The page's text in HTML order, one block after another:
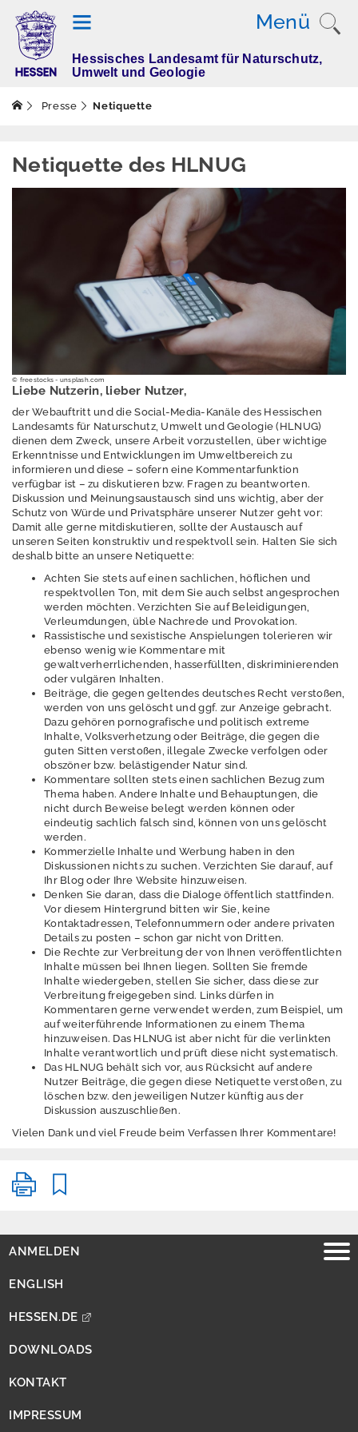
Menü
T
e
n
P
u
b
li
k
a
ti
o
n
e
n
Pressemitteilungen
Archiv
Pressemitteilungen
Dossiers
Umwelt-Monitor
Netiquette
Datenschutzerkläru
ng für den Twitter-
Account
Datenschutzerkläru
Account
n
l
e
Hessisches Landesamt für Naturschutz,
Umwelt und Geologie
Presse Netiquette
Netiquette des HLNUG
© freestocks - unsplash.com
Liebe Nutzerin, lieber Nutzer,
der Webauftritt und die Social-Media-Kanäle des Hessischen
Landesamts für Naturschutz, Umwelt und Geologie (HLNUG)
dienen dem Zweck, unsere Arbeit vorzustellen, über wichtige
Erkenntnisse und Entwicklungen im Umweltbereich zu
informieren und diese – sofern eine Kommentarfunktion
verfügbar ist – zu diskutieren bzw. Fragen zu beantworten.
Diskussion und Meinungsaustausch sind uns wichtig, aber der
Schutz von Würde und Privatsphäre unserer Nutzer geht vor:
Damit alle gerne mitdiskutieren, sollte der Austausch auf
unseren Seiten konstruktiv und respektvoll sein. Halten Sie sich
deshalb bitte an unsere Netiquette:
Achten Sie stets auf einen sachlichen, höflichen und
respektvollen Ton, mit dem Sie auch selbst angesprochen
werden möchten. Verzichten Sie auf Beleidigungen,
Verleumdungen, üble Nachrede und Provokation.
Rassistische und sexistische Anspielungen tolerieren wir
ebenso wenig wie Kommentare mit
gewaltverherrlichenden, hasserfüllten, diskriminierenden
oder vulgären Inhalten.
Beiträge, die gegen geltendes deutsches Recht verstoßen,
werden von uns gelöscht und ggf. zur Anzeige gebracht.
Dazu gehören pornografische und politisch extreme
Inhalte, Volksverhetzung oder Beiträge, die gegen die
guten Sitten verstoßen, illegale Zwecke verfolgen oder
obszöner bzw. belästigender Natur sind.
Kommentare sollten stets einen sachlichen Bezug zum
Thema haben. Andere Inhalte und Behauptungen, die
nicht durch Beweise belegt werden können oder
eindeutig sachlich falsch sind, können von uns gelöscht
werden.
Kommerzielle Inhalte und Werbung haben in den
Diskussionen nichts zu suchen. Verzichten Sie darauf, auf
Ihr Blog oder Ihre Website hinzuweisen.
Denken Sie daran, dass die Dialoge öffentlich stattfinden.
Vor diesem Hintergrund bitten wir Sie, keine
Kontaktadressen, Telefonnummern oder andere privaten
Details zu posten – schon gar nicht von Dritten.
Die Rechte zur Verbreitung der von Ihnen veröffentlichten
Inhalte müssen bei Ihnen liegen. Sollten Sie fremde
Inhalte wiedergeben, stellen Sie sicher, dass diese zur
Verbreitung freigegeben sind. Links dürfen in
Kommentaren gerne verwendet werden, zum Beispiel, um
auf weiterführende Informationen zu einem Thema
hinzuweisen. Das HLNUG ist aber nicht für die verlinkten
Inhalte verantwortlich und prüft diese nicht systematisch.
Das HLNUG behält sich vor, aus Rücksicht auf andere
Nutzer Beiträge, die gegen diese Netiquette verstoßen, zu
löschen bzw. den jeweiligen Nutzer künftig aus der
Diskussion auszuschließen.
Vielen Dank und viel Freude beim Verfassen Ihrer Kommentare!
ANMELDEN
ENGLISH
HESSEN.DE
DOWNLOADS
KONTAKT
IMPRESSUM